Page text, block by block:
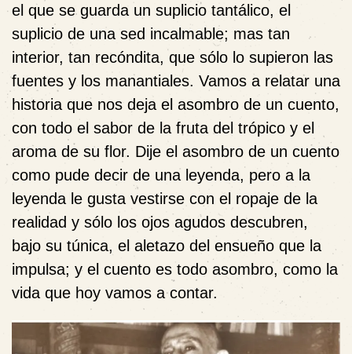
el que se guarda un suplicio tantálico, el
suplicio de una sed incalmable; mas tan
interior, tan recóndita, que sólo lo supieron las
fuentes y los manantiales. Vamos a relatar una
historia que nos deja el asombro de un cuento,
con todo el sabor de la fruta del trópico y el
aroma de su flor. Dije el asombro de un cuento
como pude decir de una leyenda, pero a la
leyenda le gusta vestirse con el ropaje de la
realidad y sólo los ojos agudos descubren,
bajo su túnica, el aletazo del ensueño que la
impulsa; y el cuento es todo asombro, como la
vida que hoy vamos a contar.